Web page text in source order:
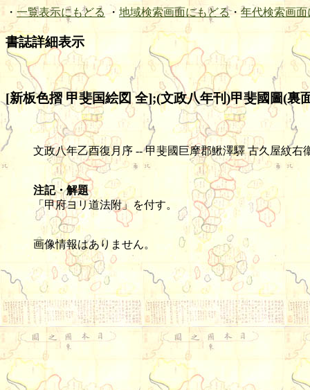
・ 一覧表示にもどる ・ 地域検索画面にもどる・ 年代検索画面
書誌詳細表示
[新板色摺 甲斐国絵図 全];(文政八年刊)甲斐國圖(裏
文政八年乙酉復月序 -- 甲斐國巨摩郡鰍澤驛 古久屋紋右
注記・解題
「甲府ヨリ道法附」を付す。
画像情報はありません。